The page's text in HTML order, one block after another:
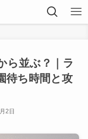
ら並ぶ？｜ラ
待ち時間と攻
2日